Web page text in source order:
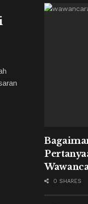
0 SHARES